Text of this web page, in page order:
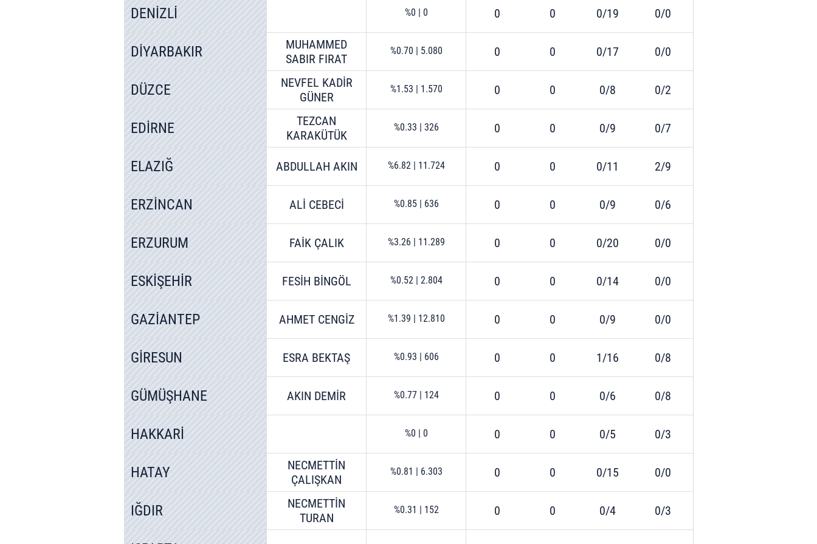
mevzuata uygun olarak kullanılan çerezlerle ilgili bilgi almak için lütfen
DENİZLİ %0 0 0 0 0/19 0/0
DİYARBAKIR
MUHAMMED
SABIR FIRAT
%0.70 5.080 0 0 0/17 0/0
DÜZCE
NEVFEL KADİR
GÜNER
%1.53 1.570 0 0 0/8 0/2
EDİRNE
TEZCAN
KARAKÜTÜK
%0.33 326 0 0 0/9 0/7
ELAZIĞ ABDULLAH AKIN %6.82 11.724 0 0 0/11 2/9
ERZİNCAN ALİ CEBECİ %0.85 636 0 0 0/9 0/6
ERZURUM FAİK ÇALIK %3.26 11.289 0 0 0/20 0/0
ESKİŞEHİR FESİH BİNGÖL %0.52 2.804 0 0 0/14 0/0
GAZİANTEP AHMET CENGİZ %1.39 12.810 0 0 0/9 0/0
GİRESUN ESRA BEKTAŞ %0.93 606 0 0 1/16 0/8
GÜMÜŞHANE AKIN DEMİR %0.77 124 0 0 0/6 0/8
HAKKARİ %0 0 0 0 0/5 0/3
HATAY
NECMETTİN
ÇALIŞKAN
%0.81 6.303 0 0 0/15 0/0
IĞDIR
NECMETTİN
TURAN
%0.31 152 0 0 0/4 0/3